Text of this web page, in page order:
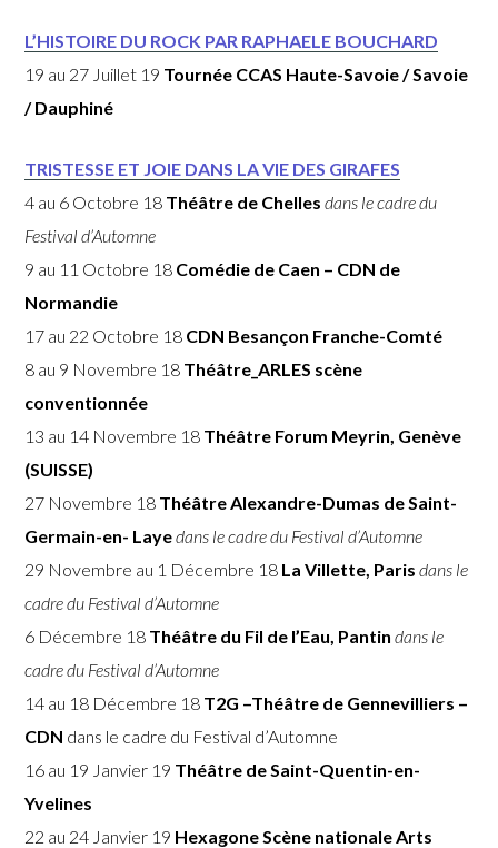
L’HISTOIRE DU ROCK PAR RAPHAELE BOUCHARD
19 au 27 Juillet 19 Tournée CCAS Haute-Savoie / Savoie
/ Dauphiné
TRISTESSE ET JOIE DANS LA VIE DES GIRAFES
4 au 6 Octobre 18 Théâtre de Chellesdans le cadre du
Festival d’Automne
9 au 11 Octobre 18 Comédie de Caen – CDN de
Normandie
17 au 22 Octobre 18 CDN Besançon Franche-Comté
8 au 9 Novembre 18 Théâtre_ARLES scène
conventionnée
13 au 14 Novembre 18 Théâtre Forum Meyrin, Genève
(SUISSE)
27 Novembre 18 Théâtre Alexandre-Dumas de Saint-
Germain-en- Layedans le cadre du Festival d’Automne
29 Novembre au 1 Décembre 18 La Villette, Parisdans le
cadre du Festival d’Automne
6 Décembre 18 Théâtre du Fil de l’Eau, Pantindans le
cadre du Festival d’Automne
14 au 18 Décembre 18 T2G –Théâtre de Gennevilliers –
CDN dans le cadre du Festival d’Automne
16 au 19 Janvier 19 Théâtre de Saint-Quentin-en-
Yvelines
22 au 24 Janvier 19 Hexagone Scène nationale Arts